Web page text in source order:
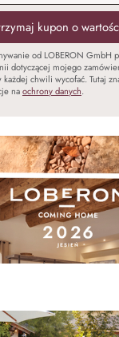
kupon o
od LOBERON GmbH
dotyczącej mojego
chwili wycofać. Tutaj
naochrony danych.